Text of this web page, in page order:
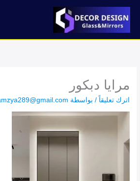
المحتوى
مرايا دبكور
اترك تعليقاً / بواسطة